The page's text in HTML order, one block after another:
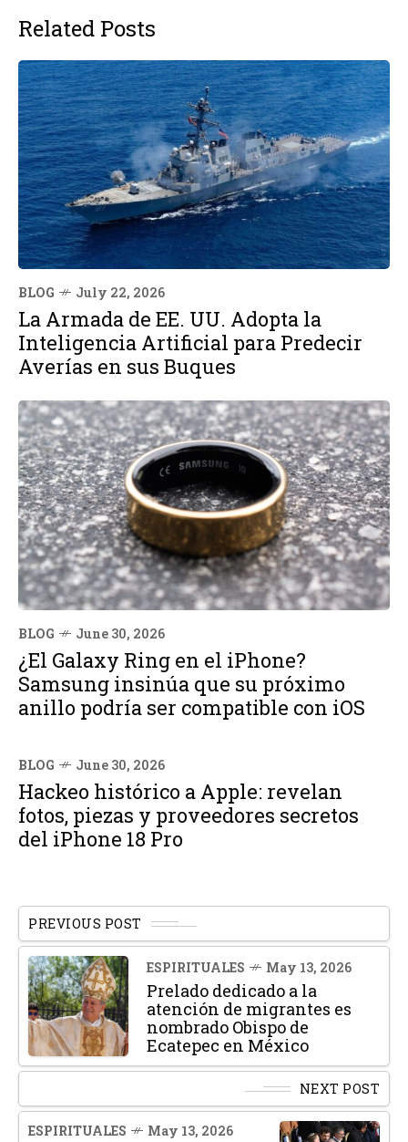
Related Posts
BLOG July 22, 2026
La Armada de EE. UU. Adopta la
Inteligencia Artificial para Predecir
Averías en sus Buques
BLOG June 30, 2026
¿El Galaxy Ring en el iPhone?
Samsung insinúa que su próximo
anillo podría ser compatible con iOS
BLOG June 30, 2026
Hackeo histórico a Apple: revelan
fotos, piezas y proveedores secretos
del iPhone 18 Pro
PREVIOUS POST
ESPIRITUALES May 13, 2026
Prelado dedicado a la
atención de migrantes es
nombrado Obispo de
Ecatepec en México
NEXT POST
ESPIRITUALES May 13, 2026